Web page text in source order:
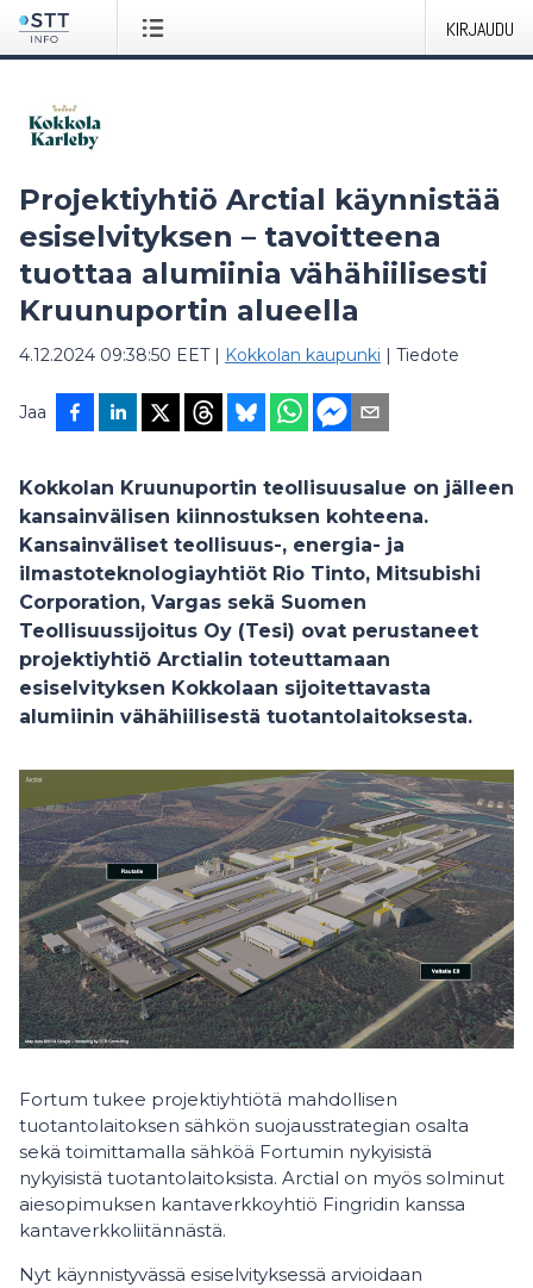
KIRJAUDU
Projektiyhtiö Arctial käynnistää
esiselvityksen – tavoitteena
tuottaa alumiinia vähähiilisesti
Kruunuportin alueella
4.12.2024 09:38:50 EET| Kokkolan kaupunki | Tiedote
Jaa
Kokkolan Kruunuportin teollisuusalue on jälleen
kansainvälisen kiinnostuksen kohteena.
Kansainväliset teollisuus-, energia- ja
ilmastoteknologiayhtiöt Rio Tinto, Mitsubishi
Corporation, Vargas sekä Suomen
Teollisuussijoitus Oy (Tesi) ovat perustaneet
projektiyhtiö Arctialin toteuttamaan
esiselvityksen Kokkolaan sijoitettavasta
alumiinin vähähiilisestä tuotantolaitoksesta.
Fortum tukee projektiyhtiötä mahdollisen
tuotantolaitoksen sähkön suojausstrategian osalta
sekä toimittamalla sähköä Fortumin nykyisistä
nykyisistä tuotantolaitoksista. Arctial on myös solminut
aiesopimuksen kantaverkkoyhtiö Fingridin kanssa
kantaverkkoliitännästä.
Nyt käynnistyvässä esiselvityksessä arvioidaan